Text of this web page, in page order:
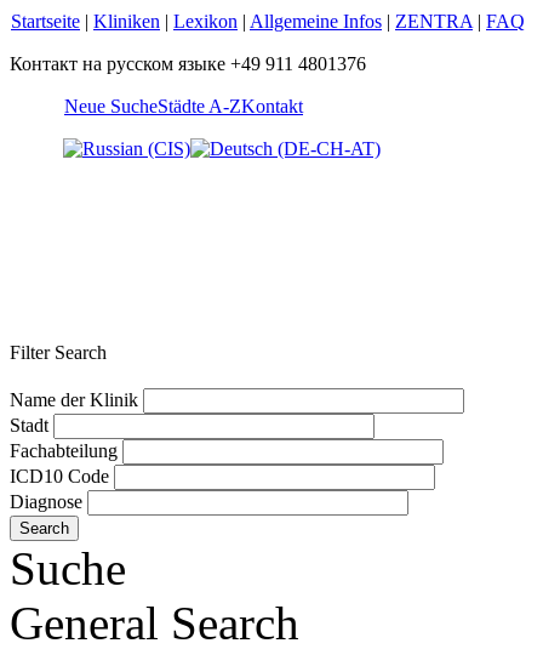
Startseite | Kliniken | Lexikon | Allgemeine Infos | ZENTRA | FAQ
Контакт на русском языке +49 911 4801376
Neue SucheStädte A-ZKontakt
Filter Search
Name der Klinik
Stadt
Fachabteilung
ICD10 Code
Diagnose
Suche
General Search